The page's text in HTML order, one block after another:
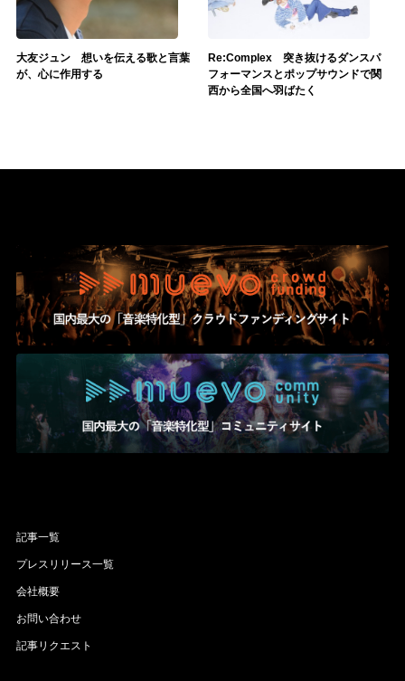
大友ジュン 想いを伝える歌と言葉
が、心に作用する
Re:Complex 突き抜けるダンスパ
フォーマンスとポップサウンドで関
西から全国へ羽ばたく
記事一覧
プレスリリース一覧
会社概要
お問い合わせ
記事リクエスト